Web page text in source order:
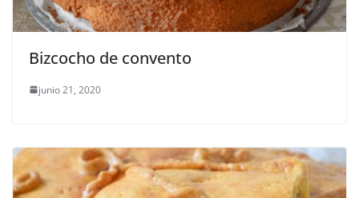
Bizcocho de convento
junio 21, 2020